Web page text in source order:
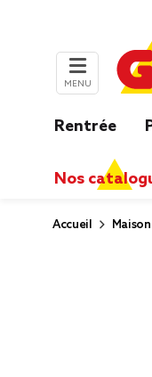
MENU
Rentrée
Nos
Accueil Maison